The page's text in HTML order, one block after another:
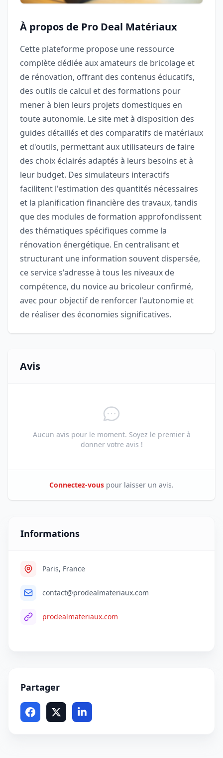
À propos de Pro Deal Matériaux
Cette plateforme propose une ressource
complète dédiée aux amateurs de bricolage et
de rénovation, offrant des contenus éducatifs,
des outils de calcul et des formations pour
mener à bien leurs projets domestiques en
toute autonomie. Le site met à disposition des
guides détaillés et des comparatifs de matériaux
et d'outils, permettant aux utilisateurs de faire
des choix éclairés adaptés à leurs besoins et à
leur budget. Des simulateurs interactifs
facilitent l'estimation des quantités nécessaires
et la planification financière des travaux, tandis
que des modules de formation approfondissent
des thématiques spécifiques comme la
rénovation énergétique. En centralisant et
structurant une information souvent dispersée,
ce service s'adresse à tous les niveaux de
compétence, du novice au bricoleur confirmé,
avec pour objectif de renforcer l'autonomie et
de réaliser des économies significatives.
Avis
Aucun avis pour le moment. Soyez le premier à
donner votre avis !
Connectez-vous pour laisser un avis.
Informations
Paris, France
contact@prodealmateriaux.com
prodealmateriaux.com
Partager